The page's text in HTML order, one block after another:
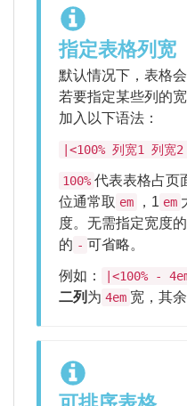
指定表格列宽
默认情况下，表格
若要指定某些列的
加入以下语法：
|<100% 列宽1 列
100% 代表表格占页
位通常取 em ，1 em
度。无需指定宽度
的 - 可省略。
例如： |<100% -
二列 为 4em 宽，其